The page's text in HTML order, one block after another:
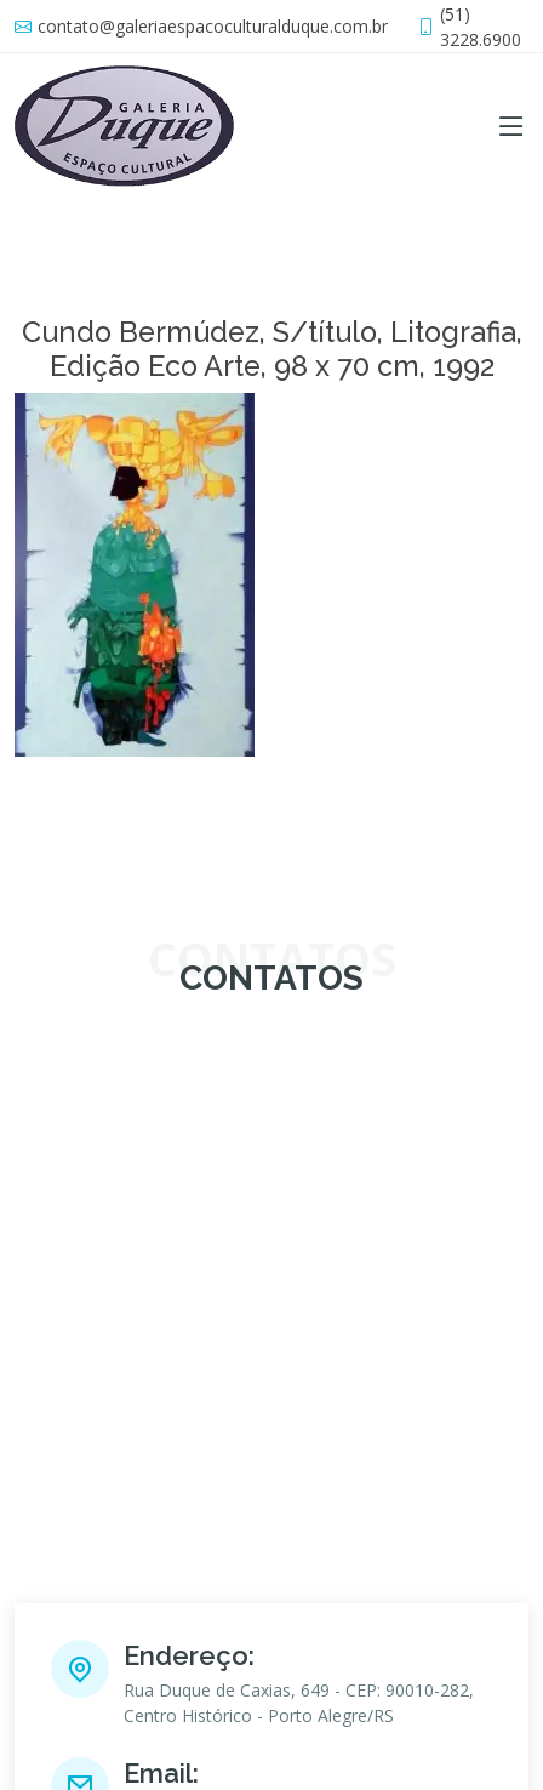
contato@galeriaespacoculturalduque.com.br
(51)
3228.6900
Cundo Bermúdez, S/título, Litografia,
Edição Eco Arte, 98 x 70 cm, 1992
CONTATOS
CONTATOS
Endereço:
Rua Duque de Caxias, 649 - CEP: 90010-282,
Centro Histórico - Porto Alegre/RS
Email: